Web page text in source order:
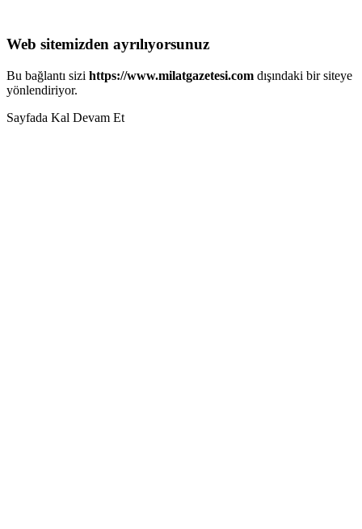
Web sitemizden ayrılıyorsunuz
Bu bağlantı sizi https://www.milatgazetesi.com dışındaki bir siteye
yönlendiriyor.
Sayfada Kal Devam Et